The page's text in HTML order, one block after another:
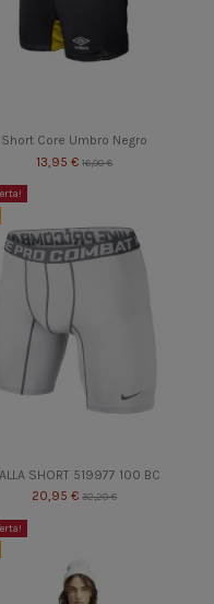
Short Core Umbro Negro
13,95 €16,00 €
SHORT 519977 100 BC
20,95 €32,20 €